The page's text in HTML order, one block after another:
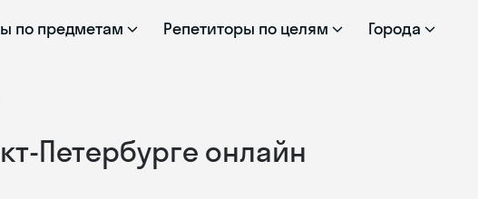
по предметам Репетиторы по целям Города
Петербурге онлайн